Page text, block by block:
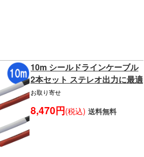
10m シールドラインケーブル
2本セット ステレオ出力に最適
お取り寄せ
8,470円(税込) 送料無料